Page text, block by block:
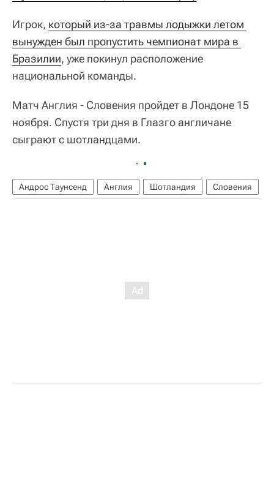
Игрок, который из-за травмы лодыжки летом
вынужден был пропустить чемпионат мира в
Бразилии, уже покинул расположение
национальной команды.
Матч Англия - Словения пройдет в Лондоне 15
ноября. Спустя три дня в Глазго англичане
сыграют с шотландцами.
Андрос Таунсенд Англия Шотландия Словения